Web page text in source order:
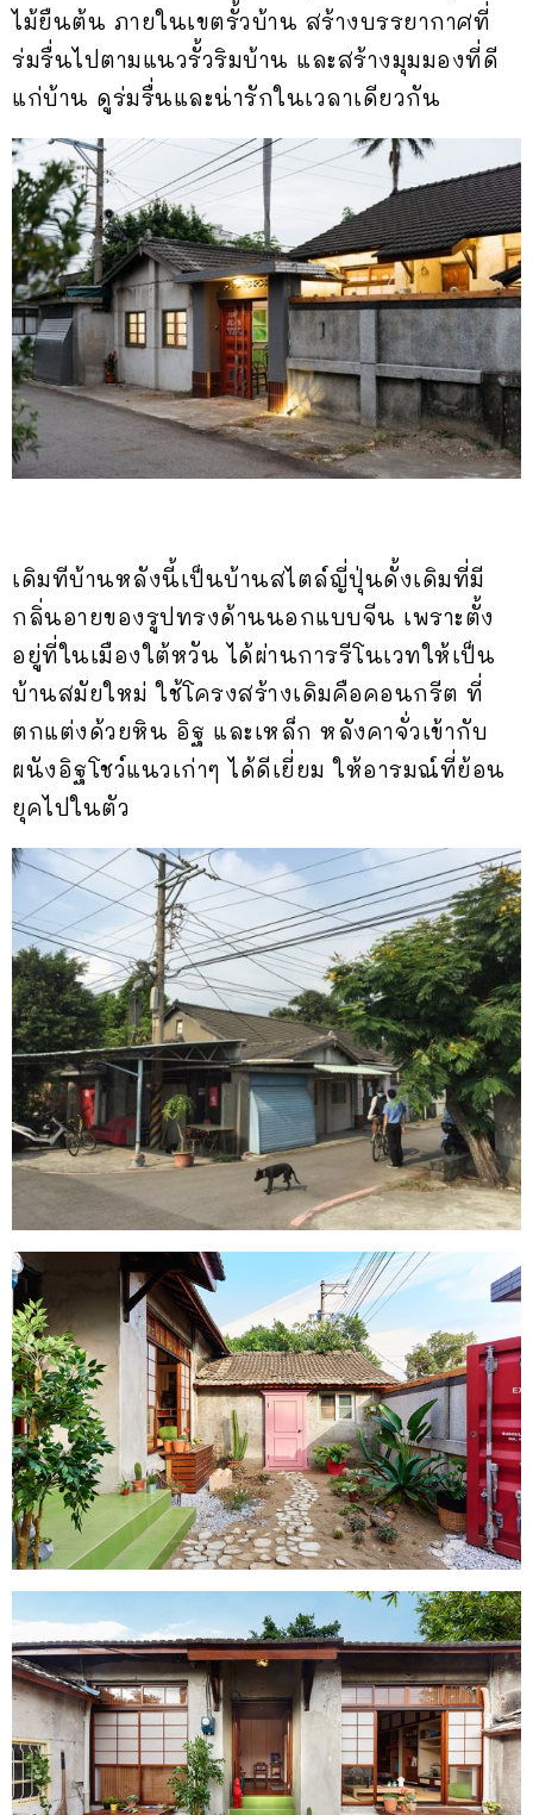
ไม้ยืนต้น ภายในเขตรั้วบ้าน สร้างบรรยากาศที่
ร่มรื่นไปตามแนวรั้วริมบ้าน และสร้างมุมมองที่ดี
แก่บ้าน ดูร่มรื่นและน่ารักในเวลาเดียวกัน
เดิมทีบ้านหลังนี้เป็นบ้านสไตล์ญี่ปุ่นดั้งเดิมที่มี
กลิ่นอายของรูปทรงด้านนอกแบบจีน เพราะตั้ง
อยู่ที่ในเมืองใต้หวัน ได้ผ่านการรีโนเวทให้เป็น
บ้านสมัยใหม่ ใช้โครงสร้างเดิมคือคอนกรีต ที่
ตกแต่งด้วยหิน อิฐ และเหล็ก หลังคาจั่วเข้ากับ
ผนังอิฐโชว์แนวเก่าๆ ได้ดีเยี่ยม ให้อารมณ์ที่ย้อน
ยุคไปในตัว